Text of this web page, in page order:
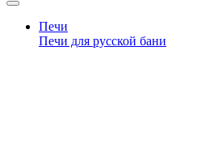
Печи
Печи для русской бани